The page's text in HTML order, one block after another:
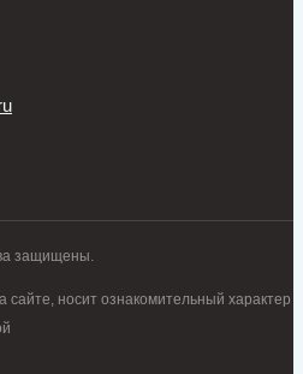
защищены.
носит ознакомительный характер